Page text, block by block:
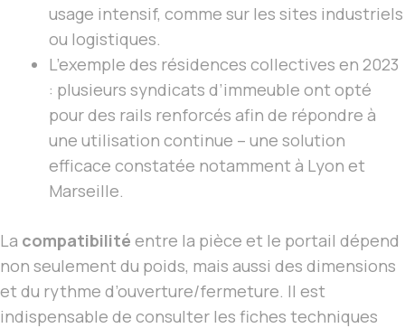
usage intensif, comme sur les sites industriels
ou logistiques.
L’exemple des résidences collectives en 2023
: plusieurs syndicats d’immeuble ont opté
pour des rails renforcés afin de répondre à
une utilisation continue – une solution
efficace constatée notamment à Lyon et
Marseille.
La compatibilité entre la pièce et le portail dépend
non seulement du poids, mais aussi des dimensions
et du rythme d’ouverture/fermeture. Il est
indispensable de consulter les fiches techniques